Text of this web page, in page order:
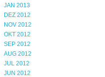
JAN 2013
DEZ 2012
NOV 2012
OKT 2012
SEP 2012
AUG 2012
JUL 2012
JUN 2012